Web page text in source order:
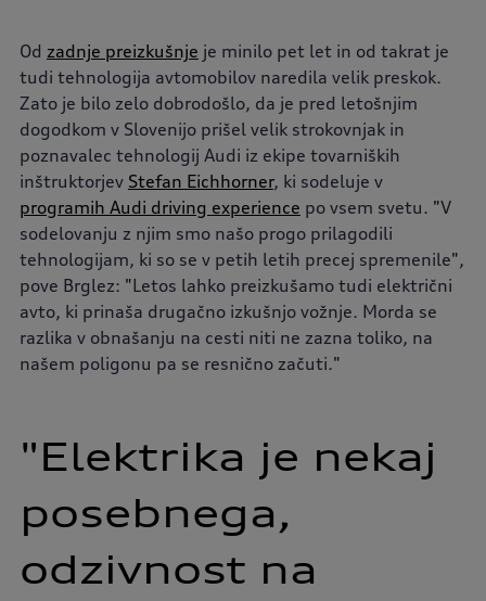
Od zadnje preizkušnje je minilo pet let in od takrat je
tudi tehnologija avtomobilov naredila velik preskok.
Zato je bilo zelo dobrodošlo, da je pred letošnjim
dogodkom v Slovenijo prišel velik strokovnjak in
poznavalec tehnologij Audi iz ekipe tovarniških
inštruktorjev Stefan Eichhorner, ki sodeluje v
programih Audi driving experience po vsem svetu. "V
sodelovanju z njim smo našo progo prilagodili
tehnologijam, ki so se v petih letih precej spremenile",
pove Brglez: "Letos lahko preizkušamo tudi električni
avto, ki prinaša drugačno izkušnjo vožnje. Morda se
razlika v obnašanju na cesti niti ne zazna toliko, na
našem poligonu pa se resnično začuti."
"Elektrika je nekaj
posebnega,
odzivnost na